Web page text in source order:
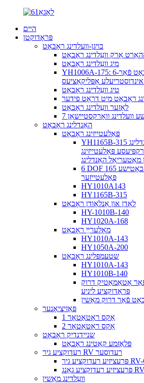
היים
פּראָדוקטן
בויגן-וועלדינג ראָבאָט
אַרק וועַלדינג ראָבאָט
מיג וועַלדינג ראָבאָט
YH1006A-175: 6-אַקס וועַלדינג ראָבאָט פֿאַר
אינדוסטריעלע אַפּליקאַציעס
טיג וועַלדינג ראָבאָט
ראָבאָט מיט דראָט פידער
לאַזער וועַלדינג ראָבאָט
וועלדינג וואָרקסטיישאַן
האַנדלינג ראָבאָט
פּאַלעטייזינג ראָבאָט
YH1165B-315 שווער-פליכט האַנדלינג
פּאַלעטייזינג
מאַטעריאַל האַנדלינג
6 DOF 165 ק"ג פּיילאָוד ראָבאָטישע
פּאַלעטייזער
HY1010A143
HY1165B-315
לאָדן און אַנלאָודן ראָבאָט
HY-1010B-140
HY1020A-168
מאָלערײַ ראָבאָט
HY1010A-143
HY1050A-200
שטעמפּלינג ראָבאָט
HY1010A-143
HY1010B-140
אָטאַמאַטיק דרוק
פּראָדוקציע ליניע
פֿאַר דרוק מאַשין
פּאַזיציאָנער
1 אַקס ראָטאַטאָר
2 אַקס ראָטאַטאָר
שניידנדיק ראָבאָט
פּלאַזמע קאַטינג ראָבאָט
רעדוקציע גיר RV רעדוסער
וועַלדינג מאַשין